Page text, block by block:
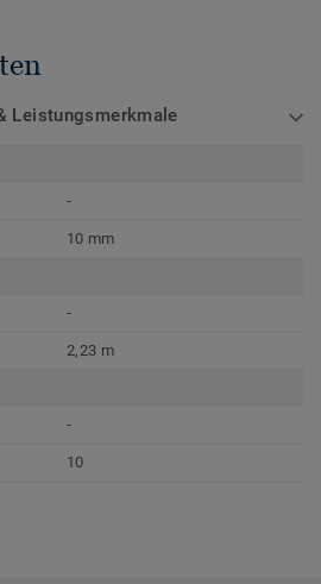
Leistungsmerkmale
-
10 mm
-
2,23 m
-
10